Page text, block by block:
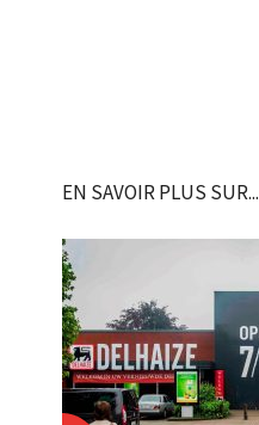
EN SAVOIR PLUS SUR...